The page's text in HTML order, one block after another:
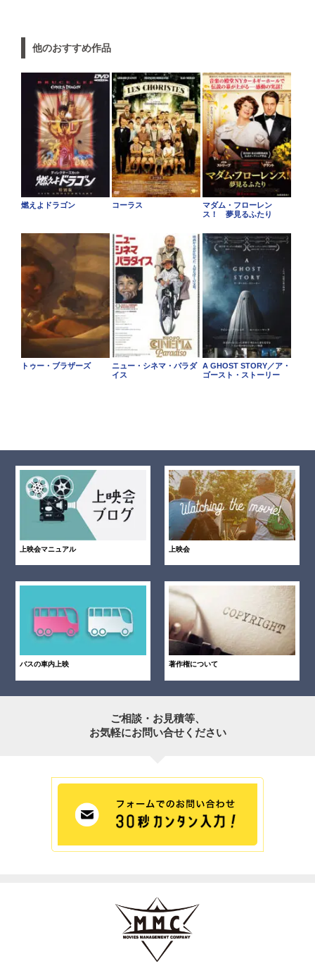
他のおすすめ作品
燃えよドラゴン コーラス
マダム・フローレン
ス！ 夢見るふたり
トゥー・ブラザーズ
ニュー・シネマ・パラダ
イス
A GHOST STORY／ア・
ゴースト・ストーリー
上映会マニュアル 上映会
バスの車内上映 著作権について
ご相談・お見積等、
お気軽にお問い合せください